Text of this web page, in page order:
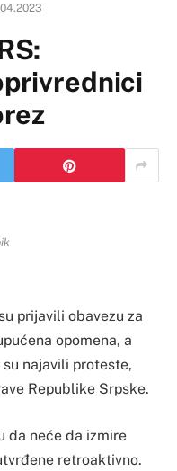
prijavili obavezu za
opomena, a
najavili proteste,
Republike Srpske.
da neće da izmire
retroaktivno.